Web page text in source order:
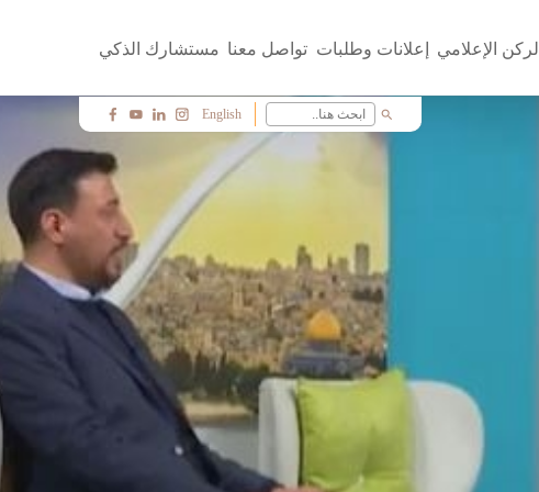
search
English
c
i
y
f
الركن الإعلامي إعلانات وطلبات تواصل معنا مستشارك الذكي